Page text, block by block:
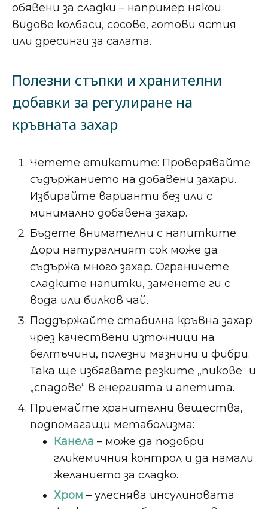
обявени за сладки – например някои
видове колбаси, сосове, готови ястия
или дресинги за салата.
Полезни стъпки и хранителни
добавки за регулиране на
кръвната захар
Четете етикетите: Проверявайте
съдържанието на добавени захари.
Избирайте варианти без или с
минимално добавена захар.
Бъдете внимателни с напитките:
Дори натуралният сок може да
съдържа много захар. Ограничете
сладките напитки, заменете ги с
вода или билков чай.
Поддържайте стабилна кръвна захар
чрез качествени източници на
белтъчини, полезни мазнини и фибри.
Така ще избягвате резките „пикове“ и
„спадове“ в енергията и апетита.
Приемайте хранителни вещества,
подпомагащи метаболизма:
Канела – може да подобри
гликемичния контрол и да намали
желанието за сладко.
Хром – улеснява инсулиновата